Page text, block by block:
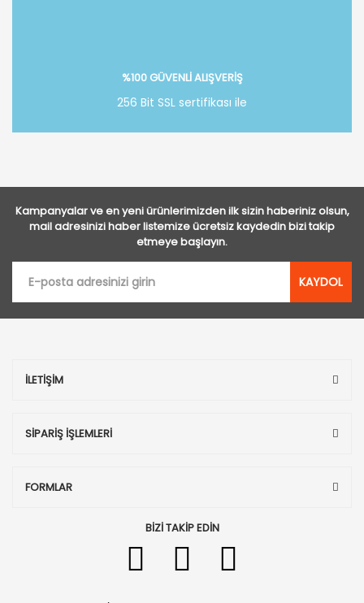
%100 GÜVENLİ ALIŞVERİŞ
256 Bit SSL sertifikası ile
Kampanyalar ve en yeni ürünlerimizden ilk sizin haberiniz olsun,
mail adresinizi haber listemize ücretsiz kaydedin bizi takip
etmeye başlayın.
KAYDOL
İLETİŞİM
SİPARİŞ İŞLEMLERİ
FORMLAR
BİZİ TAKİP EDİN